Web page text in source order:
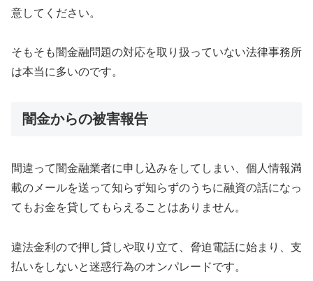
意してください。
そもそも闇金融問題の対応を取り扱っていない法律事務所
は本当に多いのです。
闇金からの被害報告
間違って闇金融業者に申し込みをしてしまい、個人情報満
載のメールを送って知らず知らずのうちに融資の話になっ
てもお金を貸してもらえることはありません。
違法金利ので押し貸しや取り立て、脅迫電話に始まり、支
払いをしないと迷惑行為のオンパレードです。